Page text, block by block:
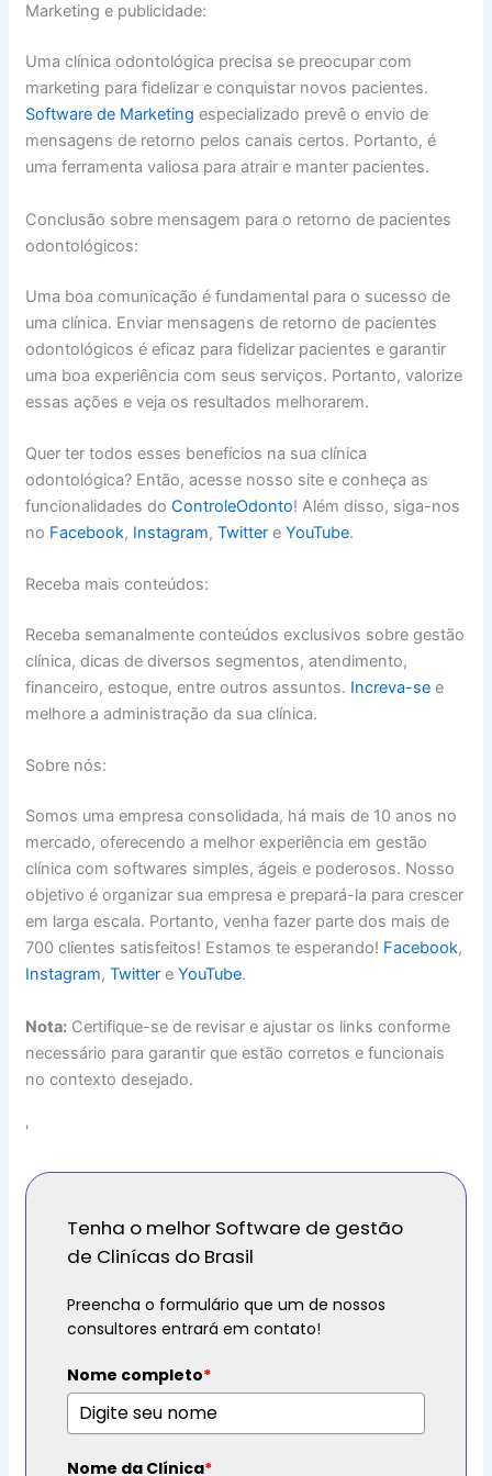
Marketing e publicidade:
Uma clínica odontológica precisa se preocupar com
marketing para fidelizar e conquistar novos pacientes.
Software de Marketing especializado prevê o envio de
mensagens de retorno pelos canais certos. Portanto, é
uma ferramenta valiosa para atrair e manter pacientes.
Conclusão sobre mensagem para o retorno de pacientes
odontológicos:
Uma boa comunicação é fundamental para o sucesso de
uma clínica. Enviar mensagens de retorno de pacientes
odontológicos é eficaz para fidelizar pacientes e garantir
uma boa experiência com seus serviços. Portanto, valorize
essas ações e veja os resultados melhorarem.
Quer ter todos esses benefícios na sua clínica
odontológica? Então, acesse nosso site e conheça as
funcionalidades do ControleOdonto! Além disso, siga-nos
no Facebook, Instagram, Twittere YouTube.
Receba mais conteúdos:
Receba semanalmente conteúdos exclusivos sobre gestão
clínica, dicas de diversos segmentos, atendimento,
financeiro, estoque, entre outros assuntos. Increva-see
melhore a administração da sua clínica.
Sobre nós:
Somos uma empresa consolidada, há mais de 10 anos no
mercado, oferecendo a melhor experiência em gestão
clínica com softwares simples, ágeis e poderosos. Nosso
objetivo é organizar sua empresa e prepará-la para crescer
em larga escala. Portanto, venha fazer parte dos mais de
700 clientes satisfeitos! Estamos te esperando! Facebook,
Instagram, Twittere YouTube.
Nota:Certifique-se de revisar e ajustar os links conforme
necessário para garantir que estão corretos e funcionais
no contexto desejado.
'
Tenha o melhor Software de gestão
de Clinícas do Brasil
Preencha o formulário que um de nossos
consultores entrará em contato!
Nome completo*
Nome da Clínica*